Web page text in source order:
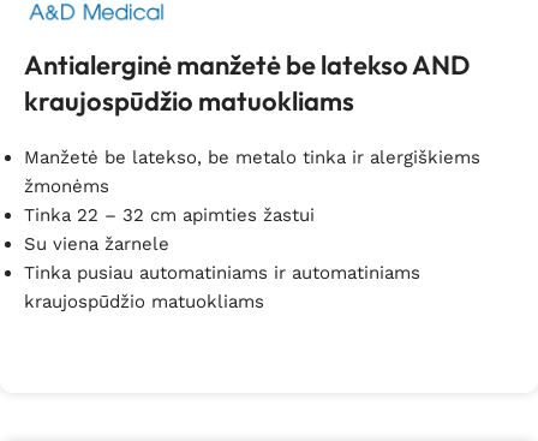
Antialerginė manžetė be latekso AND
kraujospūdžio matuokliams
Manžetė be latekso, be metalo tinka ir alergiškiems
žmonėms
Tinka 22 – 32 cm apimties žastui
Su viena žarnele
Tinka pusiau automatiniams ir automatiniams
kraujospūdžio matuokliams